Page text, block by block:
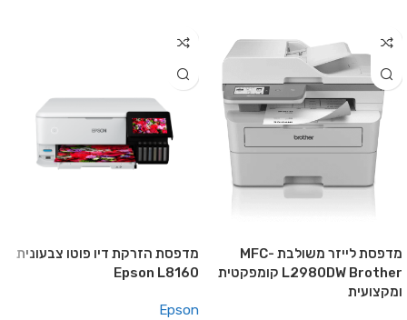
מדפסת לייזר משולבת MFC-
L2980DW Brother קומפקטית
ומקצועית
מדפסת הזרקת דיו פוטו צבעונית
Epson L8160
Epson